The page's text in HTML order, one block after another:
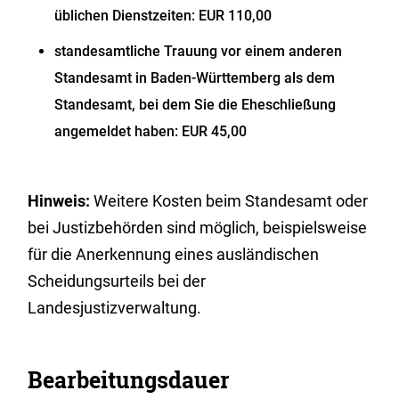
üblichen Dienstzeiten: EUR 110,00
standesamtliche Trauung vor einem anderen
Standesamt in Baden-Württemberg als dem
Standesamt, bei dem Sie die Eheschließung
angemeldet haben: EUR 45,00
Hinweis:Weitere Kosten beim Standesamt oder
bei Justizbehörden sind möglich, beispielsweise
für die Anerkennung eines ausländischen
Scheidungsurteils bei der
Landesjustizverwaltung.
Bearbeitungsdauer